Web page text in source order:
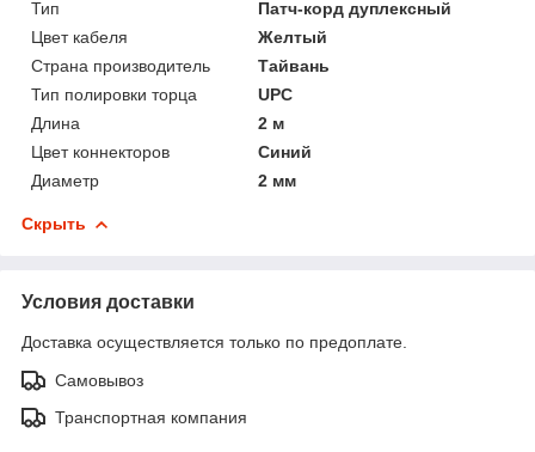
Тип
Патч-корд дуплексный
Цвет кабеля
Желтый
Страна производитель
Тайвань
Тип полировки торца
UPC
Длина
2 м
Цвет коннекторов
Синий
Диаметр
2 мм
Скрыть
Условия доставки
Доставка осуществляется только по предоплате.
Самовывоз
Транспортная компания